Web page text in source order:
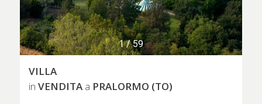
1/59
VILLA
in VENDITAa PRALORMO (TO)